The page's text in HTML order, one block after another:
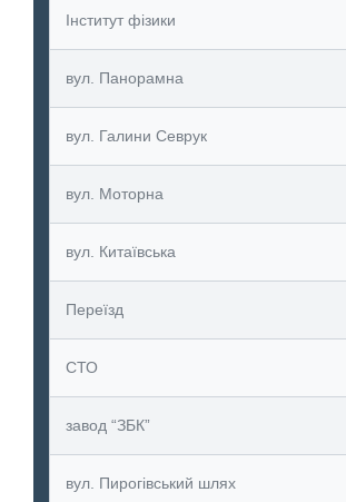
Інститут фізики
вул. Панорамна
вул. Галини Севрук
вул. Моторна
вул. Китаївська
Переїзд
СТО
завод “ЗБК”
вул. Пирогівський шлях